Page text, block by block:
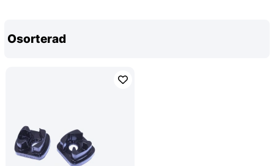
Osorterad